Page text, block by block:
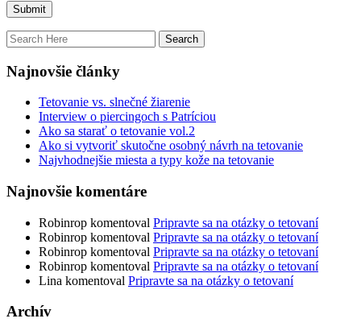
Najnovšie články
Tetovanie vs. slnečné žiarenie
Interview o piercingoch s Patríciou
Ako sa starať o tetovanie vol.2
Ako si vytvoriť skutočne osobný návrh na tetovanie
Najvhodnejšie miesta a typy kože na tetovanie
Najnovšie komentáre
Robinrop komentoval Pripravte sa na otázky o tetovaní
Robinrop komentoval Pripravte sa na otázky o tetovaní
Robinrop komentoval Pripravte sa na otázky o tetovaní
Robinrop komentoval Pripravte sa na otázky o tetovaní
Lina komentoval Pripravte sa na otázky o tetovaní
Archív